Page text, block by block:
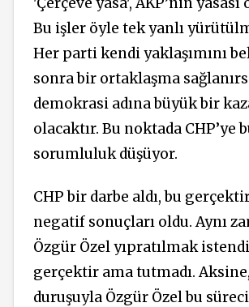
Bu işler öyle tek yanlı
Her parti kendi yaklaşımını
sonra bir ortaklaşma
demokrasi adına büyük bir
olacaktır. Bu noktada CHP’ye
sorumluluk düşüyor.
CHP bir darbe aldı, bu
negatif sonuçları oldu. Aynı
Özgür Özel yıpratılmak
gerçektir ama tutmadı. Aksine,
duruşuyla Özgür Özel bu